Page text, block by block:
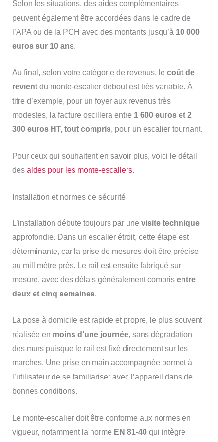
Selon les situations, des aides complémentaires
peuvent également être accordées dans le cadre de
l’APA ou de la PCH avec des montants jusqu’à 10 000
euros sur 10 ans.
Au final, selon votre catégorie de revenus, le coût de
revientdu monte-escalier debout est très variable. À
titre d’exemple, pour un foyer aux revenus très
modestes, la facture oscillera entre 1 600 euros et 2
300 euros HT, tout compris, pour un escalier tournant.
Pour ceux qui souhaitent en savoir plus, voici le détail
des aides pour les monte-escaliers.
Installation et normes de sécurité
L’installation débute toujours par une visite technique
approfondie. Dans un escalier étroit, cette étape est
déterminante, car la prise de mesures doit être précise
au millimètre près. Le rail est ensuite fabriqué sur
mesure, avec des délais généralement compris entre
deux et cinq semaines.
La pose à domicile est rapide et propre, le plus souvent
réalisée en moins d’une journée, sans dégradation
des murs puisque le rail est fixé directement sur les
marches. Une prise en main accompagnée permet à
l’utilisateur de se familiariser avec l’appareil dans de
bonnes conditions.
Le monte-escalier doit être conforme aux normes en
vigueur, notamment la norme EN 81-40qui intègre